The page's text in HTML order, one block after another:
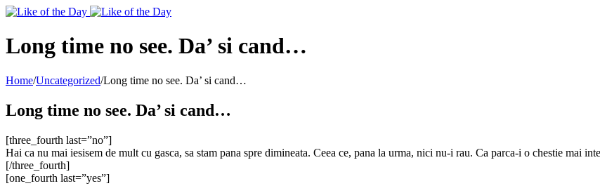
Toggle
Area
Long time no see. Da’ si cand…
Home/Uncategorized/Long time no see. Da’ si cand…
Long time no see. Da’ si cand…
[three_fourth last=”no”]
Hai ca nu mai iesisem de mult cu gasca, sa stam pana spre dimineata. Ceea ce, pana la urma, nici nu-i rau. Ca parca-i o chestie mai
[/three_fourth]
[one_fourth last=”yes”]